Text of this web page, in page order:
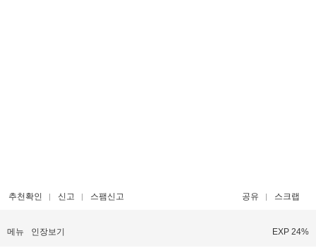
추천확인 신고 스팸신고 공유 스크랩
메뉴 인장보기 EXP 24%